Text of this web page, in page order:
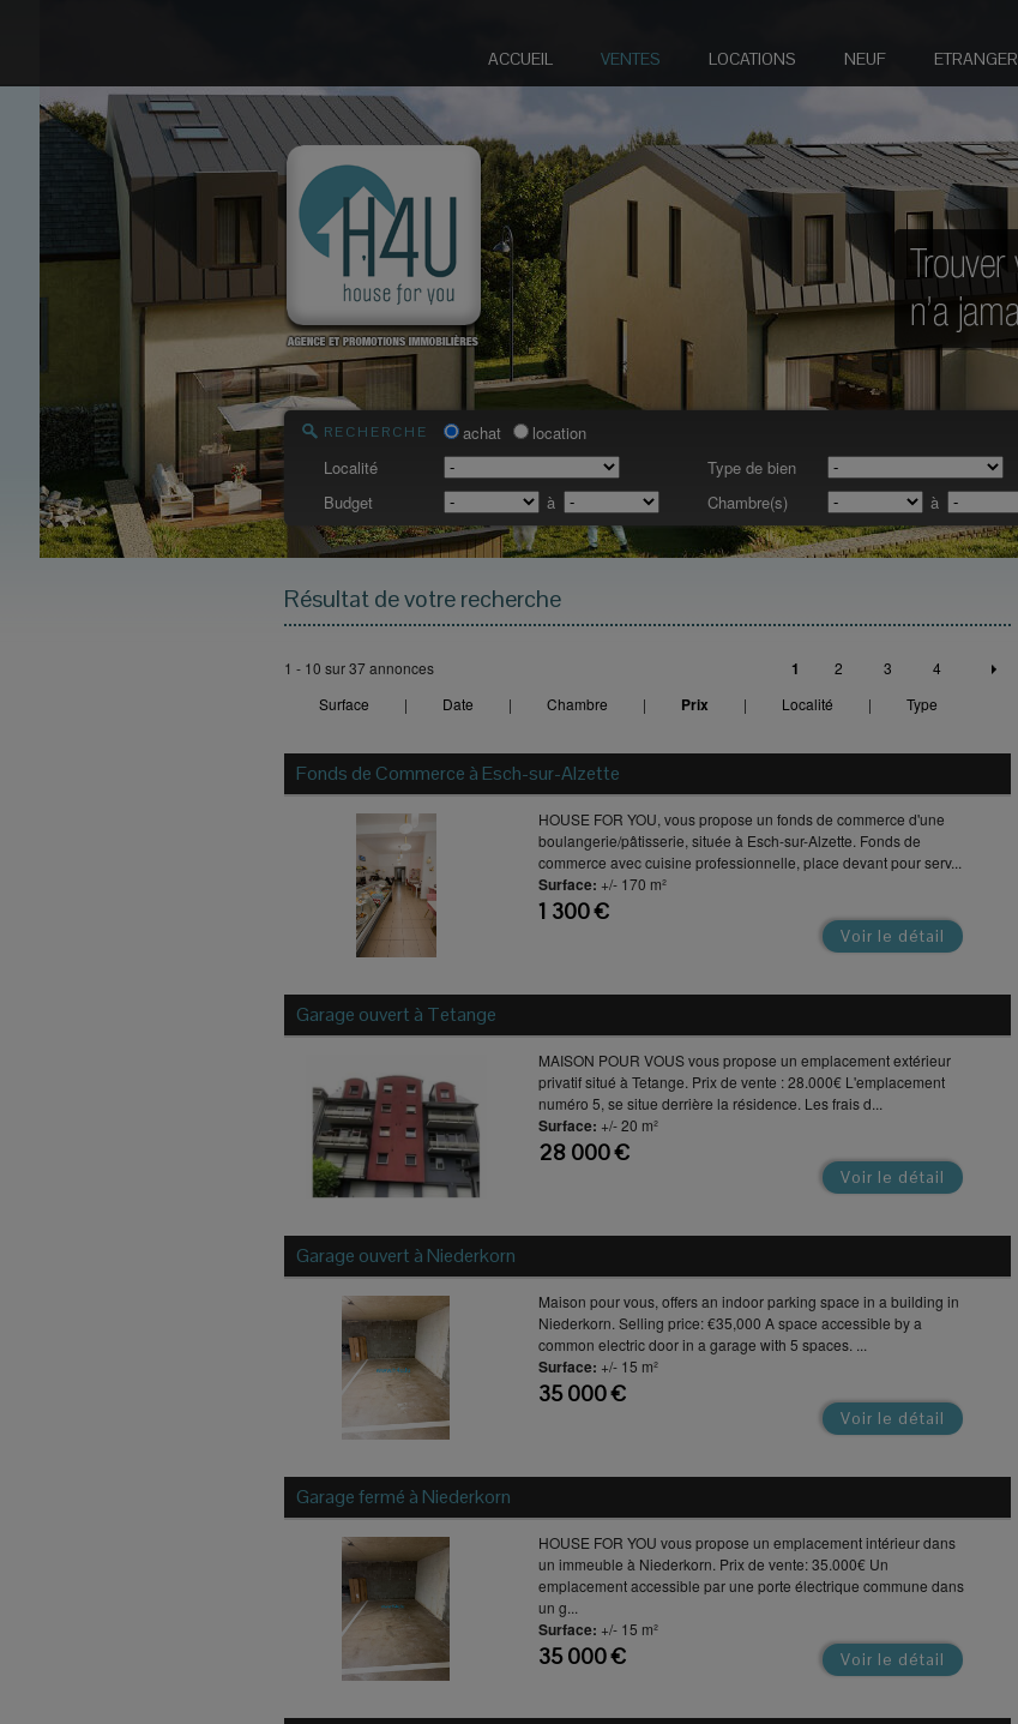
ACCUEIL VENTES LOCATIONS NEUF ETRANGER
RECHERCHE achat
location
Localité
Type de bien
Budget
à Chambre(s) à
Résultat de votre recherche
1 - 10 sur 37 annonces 1 2 3
4
Surface
| Date | Chambre | Prix | Localité | Type
Fonds de Commerce à Esch-sur-Alzette
HOUSE FOR YOU, vous propose un fonds de commerce d'une
boulangerie/pâtisserie, située à Esch-sur-Alzette. Fonds de
commerce avec cuisine professionnelle, place devant pour serv...
Surface: +/- 170 m²
1 300 €
Voir le détail
Garage ouvert à Tetange
MAISON POUR VOUS vous propose un emplacement extérieur
privatif situé à Tetange. Prix de vente : 28.000€ L'emplacement
numéro 5, se situe derrière la résidence. Les frais d...
Surface: +/- 20 m²
28 000 €
Voir le détail
Garage ouvert à Niederkorn
Maison pour vous, offers an indoor parking space in a building in
Niederkorn. Selling price: €35,000 A space accessible by a
common electric door in a garage with 5 spaces. ...
Surface: +/- 15 m²
35 000 €
Voir le détail
Garage fermé à Niederkorn
HOUSE FOR YOU vous propose un emplacement intérieur dans
un immeuble à Niederkorn. Prix de vente: 35.000€ Un
emplacement accessible par une porte électrique commune dans
un g...
Surface: +/- 15 m²
35 000 € Voir le détail